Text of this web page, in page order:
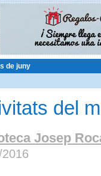
de juny
del
Josep